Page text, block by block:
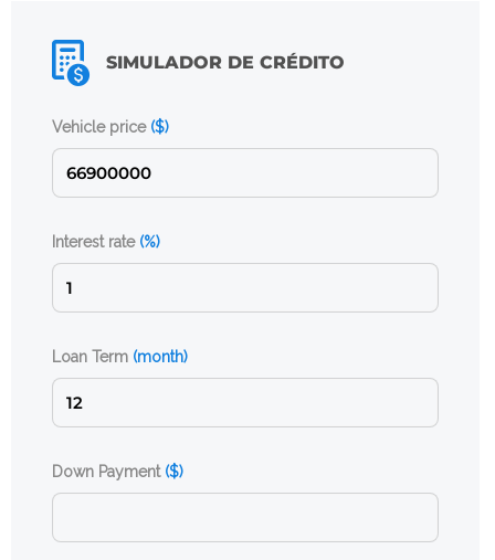
SIMULADOR DE CRÉDITO
Vehicle price ($)
Interest rate (%)
Loan Term (month)
Down Payment ($)